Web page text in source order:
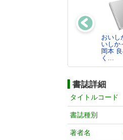
おいし
いしか
岡本
く…
書誌詳細
タイトルコード
書誌種別
著者名